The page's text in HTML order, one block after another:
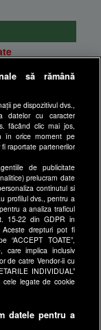
să rămână
pe dispozitivul dvs.,
datelor cu caracter
făcând clic mai jos,
în orice moment pe
raportate partenerilor
de publicitate
prelucram date
continutul si
profilul dvs., pentru a
a analiza traficul
15-22 din GDPR in
drepturi pot fi
“ACCEPT TOATE”,
care implica inclusiv
de catre Vendor-ii cu
INDIVIDUAL”
cele legate de cookie
datele pentru a